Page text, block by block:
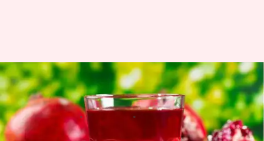
#HealthBytes: 5 minuman ini
kaya antioksidan
menulis Handoko Mar 14, 2023 02:25 pm